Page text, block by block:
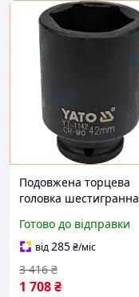
Подовжена торцева
головка шестигранна
квадрат 3/4 дюйма
довжина 90 мм
Готово до відправки
від285₴/міс
1 708₴
3 416 ₴